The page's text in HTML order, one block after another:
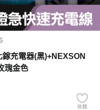
充電器(黑)+NEXSON
瑰金色
收藏